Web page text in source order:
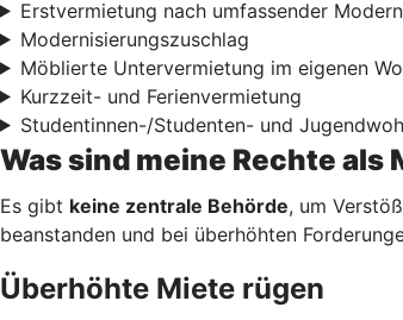
Erstvermietung nach umfassender
Modernisierungszuschlag
Möblierte Untervermietung im eigenen
Kurzzeit- und Ferienvermietung
Studentinnen-/Studenten- und
Was sind meine Rechte als
Es gibt keine zentrale Behörde, um
beanstanden und bei überhöhten
Überhöhte Miete rügen